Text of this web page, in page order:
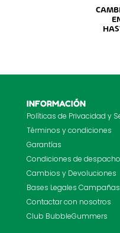
INFORMACIÓN
Políticas de Privacidad y
Términos y condiciones
Garantías
Condiciones de despacho
Cambios y Devoluciones
Bases Legales Campañas
Contactar con nosotros
Club BubbleGummers